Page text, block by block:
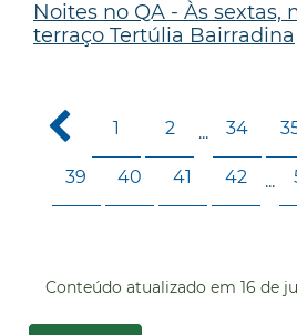
Noites no QA - Às sextas,
terraço Tertúlia Bairradina
1 2 ... 34
39 40 41 42 ...
Conteúdo atualizado em 16 de